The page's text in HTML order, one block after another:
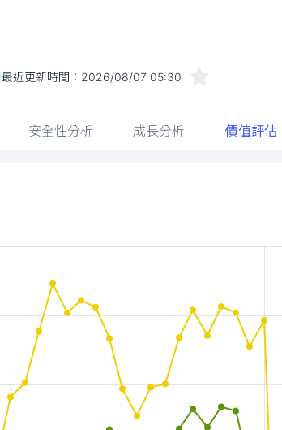
最近更新時間： 2026/08/07 05:30
安全性分析 成長分析 價值評估